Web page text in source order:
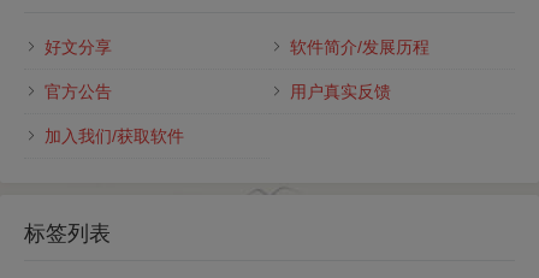
好文分享 软件简介/发展历程
官方公告 用户真实反馈
加入我们/获取软件
标签列表